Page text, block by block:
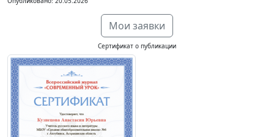
Мои заявки
Сертификат о публикации